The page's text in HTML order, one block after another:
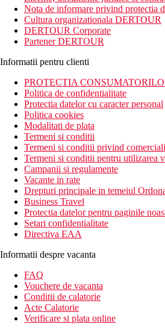
Distanta
Hotel direct in Alanya langa
la aproximativ 123 km de
la cca. 46 km de aeroportul
La aproximativ 2 km de
Descrierea camerei
Toate tipurile de camere dispun de:
TV
aer conditionat
WiFi
telefon
baie cu dus sau cada
uscator de par
seif
prosoape
servicii de curatatorie
fierbator
minibar
balcon
pat twin sau dublu
Descrierea hotelului
lift
hol de intrare cu receptie
restaurant principal
bar la piscina
Nota de informare privind protectia
Cultura organizationala DERTOUR
DERTOUR Corporate
Partener DERTOUR
Informatii pentru clienti
PROTECTIA
Politica de confidentialitate
Protectia datelor cu caracter personal
Politica cookies
Modalitati de plata
Termeni si conditii
Termeni si conditii privind
Termeni si conditii pentru utilizarea
Campanii si regulamente
Vacante in rate
Drepturi principale in temeiul
Business Travel
Protectia datelor pentru paginile
Setari confidentialitate
Directiva EAA
Informatii despre vacanta
FAQ
Vouchere de vacanta
Conditii de calatorie
Acte Calatorie
Verificare si plata online